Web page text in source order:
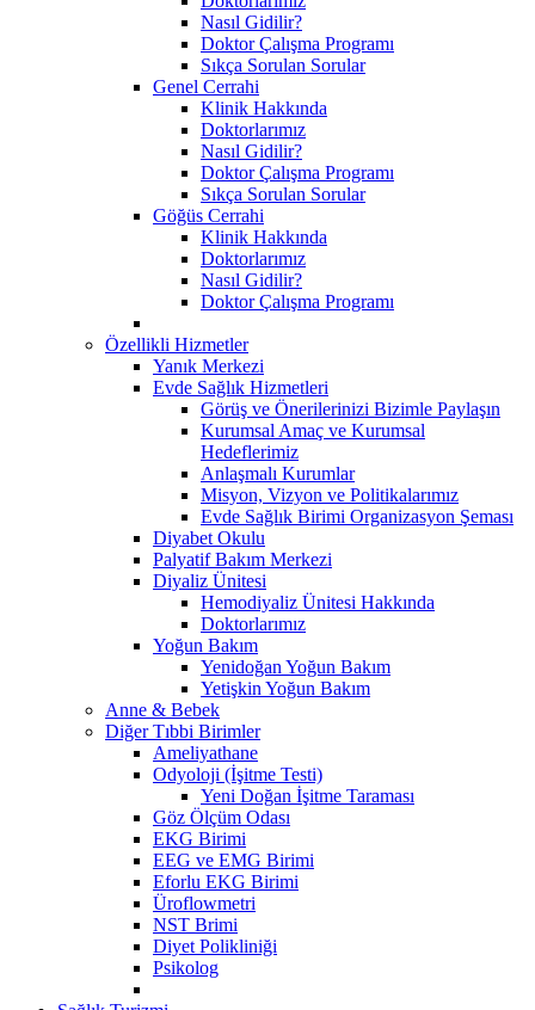
Nasıl Gidilir?
Doktor Çalışma Programı
Sıkça Sorulan Sorular
Genel Cerrahi
Klinik Hakkında
Doktorlarımız
Nasıl Gidilir?
Doktor Çalışma Programı
Sıkça Sorulan Sorular
Göğüs Cerrahi
Klinik Hakkında
Doktorlarımız
Nasıl Gidilir?
Doktor Çalışma Programı
Özellikli Hizmetler
Yanık Merkezi
Evde Sağlık Hizmetleri
Görüş ve Önerilerinizi Bizimle Paylaşın
Kurumsal Amaç ve Kurumsal
Hedeflerimiz
Anlaşmalı Kurumlar
Misyon, Vizyon ve Politikalarımız
Evde Sağlık Birimi Organizasyon Şeması
Diyabet Okulu
Palyatif Bakım Merkezi
Diyaliz Ünitesi
Hemodiyaliz Ünitesi Hakkında
Doktorlarımız
Yoğun Bakım
Yenidoğan Yoğun Bakım
Yetişkin Yoğun Bakım
Anne & Bebek
Diğer Tıbbi Birimler
Ameliyathane
Odyoloji (İşitme Testi)
Yeni Doğan İşitme Taraması
Göz Ölçüm Odası
EKG Birimi
EEG ve EMG Birimi
Eforlu EKG Birimi
Üroflowmetri
NST Brimi
Diyet Polikliniği
Psikolog